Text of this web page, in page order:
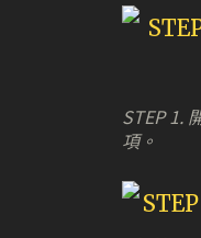
STEP 1.
項。